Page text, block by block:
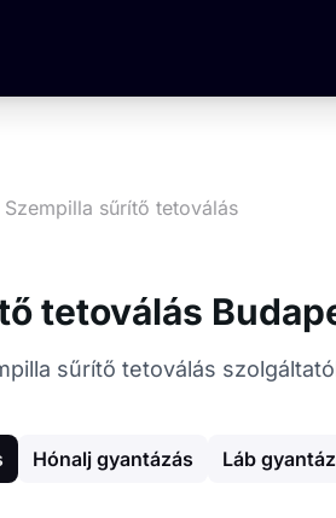
Szempilla sűrítő tetoválás
tetoválás
sűrítő tetoválás
Hónalj gyantázás Láb